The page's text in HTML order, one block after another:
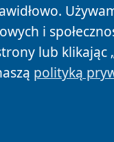
i
lub klikając
polityką
Prywatności